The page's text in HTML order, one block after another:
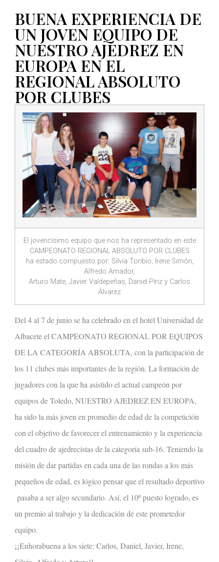
BUENA EXPERIENCIA DE
UN JOVEN EQUIPO DE
NUESTRO AJEDREZ EN
EUROPA EN EL
REGIONAL ABSOLUTO
POR CLUBES
El jovencísimo equipo que nos ha representado en este
CAMPEONATO REGIONAL ABSOLUTO POR CLUBES
ha estado compuesto por: Silvia Toribio, Irene Simón,
Alfredo Amador,
Arturo Mate, Javier Valdepeñas, Daniel Píriz y Carlos
Álvarez
Del 4 al 7 de junio se ha celebrado en el hotel Universidad de
Albacete el CAMPEONATO REGIONAL POR EQUIPOS
DE LA CATEGORÍA ABSOLUTA, con la participación de
los 11 clubes más importantes de la región. La formación de
jugadores con la que ha asistido el actual campeón por
equipos de Toledo, NUESTRO AJEDREZ EN EUROPA,
ha sido la más joven en promedio de edad de la competición
con el objetivo de favorecer el entrenamiento y la experiencia
del cuadro de ajedrecistas de la categoría sub-16. Teniendo la
misión de dar partidas en cada una de las rondas a los más
pequeños de edad, es lógico pensar que el resultado deportivo
pasaba a ser algo secundario. Así, el 10º puesto logrado, es
un premio al trabajo y la dedicación de este prometedor
equipo.
¡¡Enhorabuena a los siete: Carlos, Daniel, Javier, Irene,